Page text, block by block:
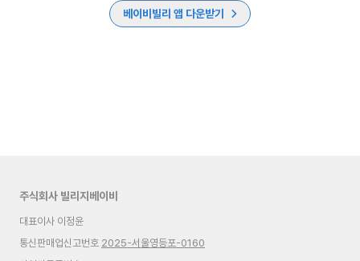
베이비빌리 앱 다운받기
주식회사 빌리지베이비
대표이사 이정윤
통신판매업신고번호 2025-서울영등포-0160